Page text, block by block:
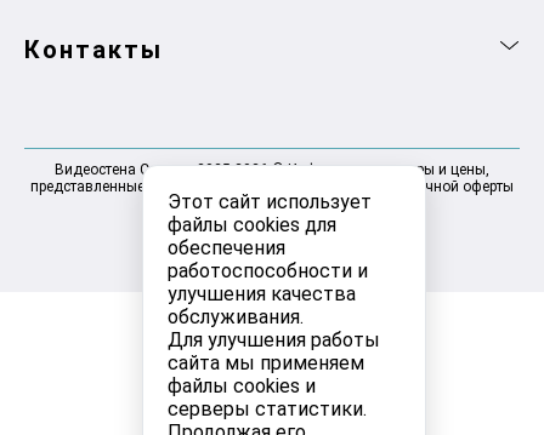
Этот сайт использует
файлы cookies для
обеспечения
работоспособности и
улучшения качества
обслуживания.
Для улучшения работы
сайта мы применяем
файлы cookies и
серверы статистики.
Контакты
Видеостена Самара 2025-2026 © Информация, товары и цены,
представленные на сайте, не являются договором публичной оферты